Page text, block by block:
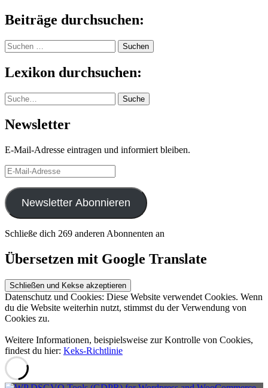
Beiträge durchsuchen:
Suchen
nach:
Lexikon durchsuchen:
Suche Suche
Newsletter
E-Mail-Adresse eintragen und informiert bleiben.
E-
Mail-
Adresse
Newsletter Abonnieren
Schließe dich 269 anderen Abonnenten an
Übersetzen mit Google Translate
Datenschutz und Cookies: Diese Website verwendet Cookies. Wenn
du die Website weiterhin nutzt, stimmst du der Verwendung von
Cookies zu.
Weitere Informationen, beispielsweise zur Kontrolle von Cookies,
findest du hier: Keks-Richtlinie